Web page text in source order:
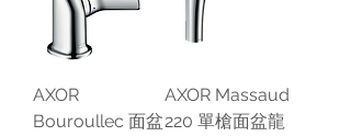
AXOR
Bouroullec 面盆
AXOR Massaud
220 單槍面盆龍